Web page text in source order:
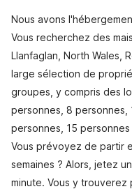
Nous avons
Vous recherchez des
Llanfaglan, North Wales,
large sélection de
groupes, y compris des
personnes, 8 personnes,
personnes, 15
Vous prévoyez de partir
semaines ? Alors, jetez
minute. Vous y trouverez